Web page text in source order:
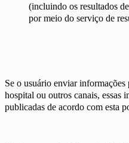
(incluindo os resultados
por meio do serviço de
Se o usuário enviar
hospital ou outros canais, essas
publicadas de acordo com esta